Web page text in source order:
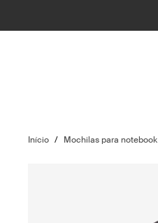
Início / Mochilas para notebook